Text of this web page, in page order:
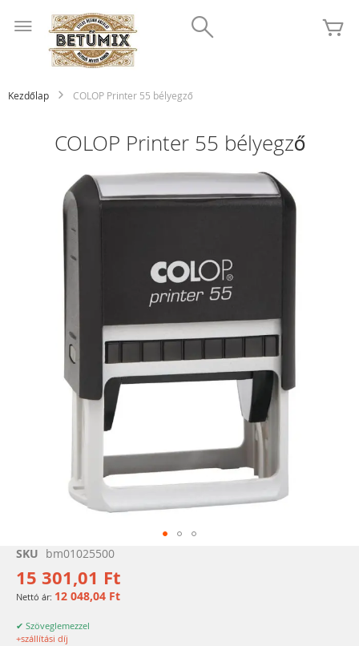
tartalomhoz
Kezdőlap COLOP Printer 55 bélyegző
COLOP Printer 55 bélyegző
Ugrás
képgaléria
elejére
SKU bm01025500
15 301,01 Ft
12 048,04 Ft
✔ Szöveglemezzel
+szállítási díj